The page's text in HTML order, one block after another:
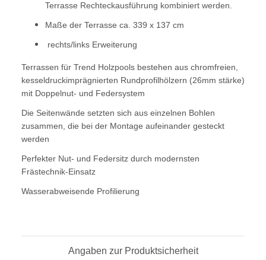
Terrasse Rechteckausführung kombiniert werden.
Maße der Terrasse ca. 339 x 137 cm
rechts/links Erweiterung
Terrassen für Trend Holzpools bestehen aus chromfreien,
kesseldruckimprägnierten Rundprofilhölzern (26mm stärke)
mit Doppelnut- und Federsystem
Die Seitenwände setzten sich aus einzelnen Bohlen
zusammen, die bei der Montage aufeinander gesteckt
werden
Perfekter Nut- und Federsitz durch modernsten
Frästechnik-Einsatz
Wasserabweisende Profilierung
Angaben zur Produktsicherheit